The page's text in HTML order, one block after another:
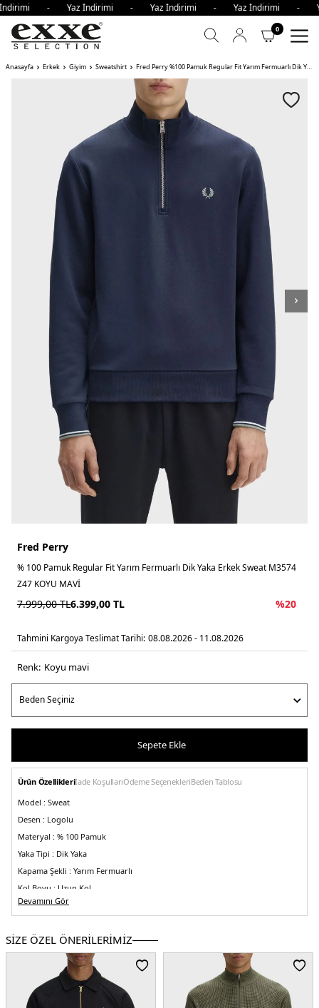
- Yaz İndirimi - Yaz İndirimi - Yaz İndirimi
0
Anasayfa Erkek Giyim Sweatshirt Fred Perry %100 Pamuk Regular Fit Yarım Fermuarlı Dik Yaka Erkek Sweat KOYU
Fred Perry
% 100 Pamuk Regular Fit Yarım Fermuarlı Dik Yaka Erkek Sweat M3574
Z47 KOYU MAVİ
7.999,00TL6.399,00 TL %20
Tahmini Kargoya Teslimat Tarihi: 08.08.2026 - 11.08.2026
Renk: koyu mavi̇
Sepete Ekle
Ürün Özellikleriİade KoşullarıÖdeme SeçenekleriBeden Tablosu
Model : Sweat
Desen : Logolu
Materyal : % 100 Pamuk
Yaka Tipi : Dik Yaka
Kapama Şekli : Yarım Fermuarlı
Kol Boyu : Uzun Kol
Kalıp Bilgisi :Regular Fit
Detaylar : - Manşetlerde kontrast renkli şeritler
5DE1M3574Z47.63
Devamını Gör
SİZE ÖZEL ÖNERİLERİMİZ